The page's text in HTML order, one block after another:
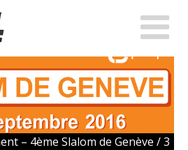
– 4ème Slalom de Genève / 3